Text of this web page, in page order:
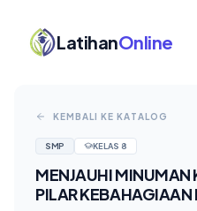
LatihanOnline
KEMBALI KE KATALOG
SMP KELAS 8
MENJAUHI MINUMAN
PILAR